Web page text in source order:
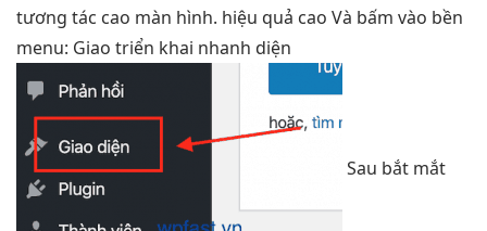
tương tác cao màn hình. hiệu quả cao Và bấm vào bền
menu: Giao triển khai nhanh diện
Sau bắt mắt